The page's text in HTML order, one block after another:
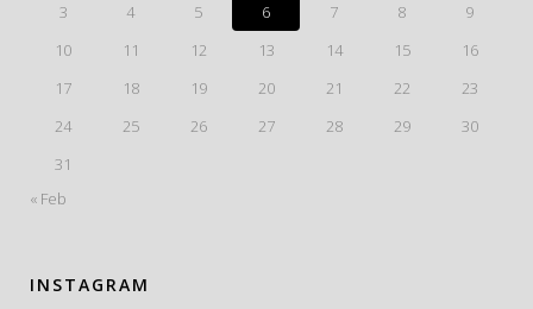
3
4 5 6 7 8
9
10
11 12 13 14 15
16
17
18 19 20 21 22
23
24
25 26 27 28 29
30
31
« Feb
INSTAGRAM